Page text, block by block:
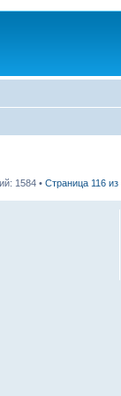
1584 • Страница 116 из